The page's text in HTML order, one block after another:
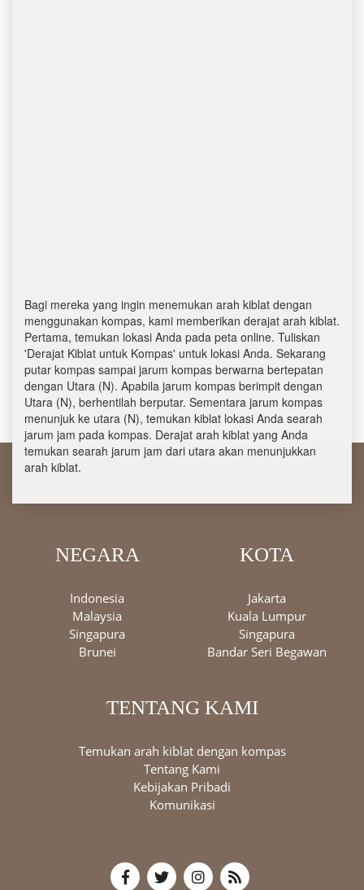
Bagi mereka yang ingin menemukan arah kiblat dengan
menggunakan kompas, kami memberikan derajat arah kiblat.
Pertama, temukan lokasi Anda pada peta online. Tuliskan
'Derajat Kiblat untuk Kompas' untuk lokasi Anda. Sekarang
putar kompas sampai jarum kompas berwarna bertepatan
dengan Utara (N). Apabila jarum kompas berimpit dengan
Utara (N), berhentilah berputar. Sementara jarum kompas
menunjuk ke utara (N), temukan kiblat lokasi Anda searah
jarum jam pada kompas. Derajat arah kiblat yang Anda
temukan searah jarum jam dari utara akan menunjukkan
arah kiblat.
NEGARA
Indonesia
Malaysia
Singapura
Brunei
KOTA
Jakarta
Kuala Lumpur
Singapura
Bandar Seri Begawan
TENTANG KAMI
Temukan arah kiblat dengan kompas
Tentang Kami
Kebijakan Pribadi
Komunikasi